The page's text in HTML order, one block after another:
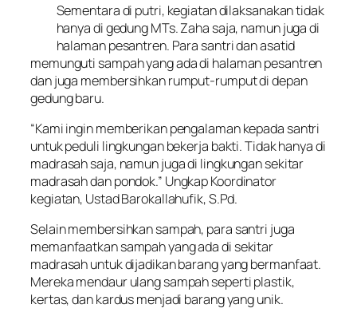
Sementara di putri, kegiatan dilaksanakan tidak
hanya di gedung MTs. Zaha saja, namun juga di
halaman pesantren. Para santri dan asatid
memunguti sampah yang ada di halaman pesantren
dan juga membersihkan rumput-rumput di depan
gedung baru.
“Kami ingin memberikan pengalaman kepada santri
untuk peduli lingkungan bekerja bakti. Tidak hanya di
madrasah saja, namun juga di lingkungan sekitar
madrasah dan pondok.” Ungkap Koordinator
kegiatan, Ustad Barokallahufik, S.Pd.
Selain membersihkan sampah, para santri juga
memanfaatkan sampah yang ada di sekitar
madrasah untuk dijadikan barang yang bermanfaat.
Mereka mendaur ulang sampah seperti plastik,
kertas, dan kardus menjadi barang yang unik.